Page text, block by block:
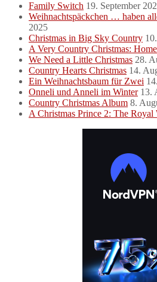
Family Switch 19. September
Weihnachtspäckchen … haben
2025
Christmas in Big Sky Country
A Very Country Christmas:
We Need a Little Christmas 28.
Country Hearts Christmas 14.
Ein Weihnachtsbaum für Zwei
Onneli und Anneli im Winter 13.
Country Christmas Album 8.
A Christmas Prince 2: The Royal